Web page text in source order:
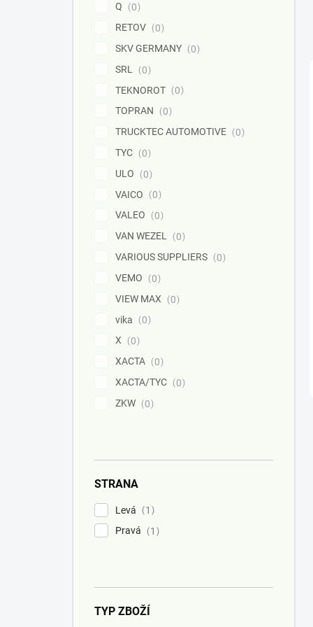
Q
0
RETOV
0
SKV GERMANY
0
SRL
0
TEKNOROT
0
TOPRAN
0
TRUCKTEC AUTOMOTIVE
0
TYC
0
ULO
0
VAICO
0
VALEO
0
VAN WEZEL
0
VARIOUS SUPPLIERS
0
VEMO
0
VIEW MAX
0
vika
0
X
0
XACTA
0
XACTA/TYC
0
ZKW
0
STRANA
Levá
1
Pravá
1
TYP ZBOŽÍ